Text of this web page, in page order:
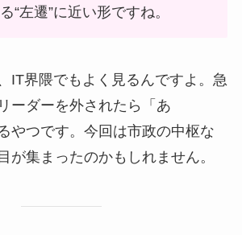
“左遷”に近い形ですね。
IT界隈でもよく見るんですよ。急
ーダーを外されたら「あ
つです。今回は市政の中枢な
が集まったのかもしれません。